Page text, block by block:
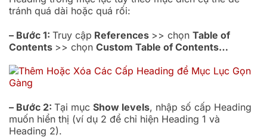
tránh quá dài hoặc quá rối:
– Bước 1: Truy cập References >> chọn Table of
Contents >> chọn Custom Table of Contents…
– Bước 2: Tại mục Show levels, nhập số cấp Heading
muốn hiển thị (ví dụ 2 để chỉ hiện Heading 1 và
Heading 2).